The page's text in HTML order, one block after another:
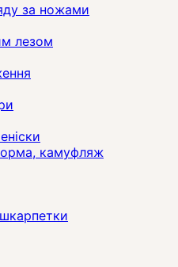
за ножами
лезом
камуфляж